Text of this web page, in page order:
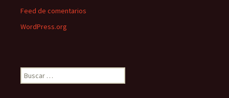
Feed de comentarios
WordPress.org
Buscar: